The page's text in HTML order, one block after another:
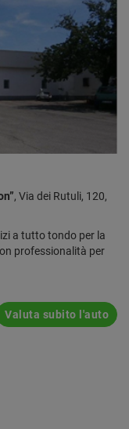
, Via dei Rutuli, 120,
a tutto tondo per la
professionalità per
Valuta subito l'auto